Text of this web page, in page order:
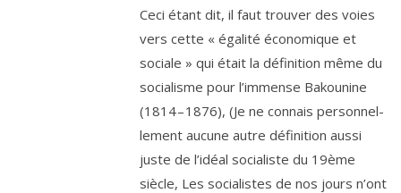
Ceci étant dit, il faut trou­ver des voies
vers cette « éga­li­té éco­no­mique et
sociale » qui était la défi­ni­tion même du
socia­lisme pour l’im­mense Bakounine
(1814–1876), (Je ne connais per­son­nel­
le­ment aucune autre défi­ni­tion aus­si
juste de l’i­déal socia­liste du 19ème
siècle, Les socia­listes de nos jours n’ont